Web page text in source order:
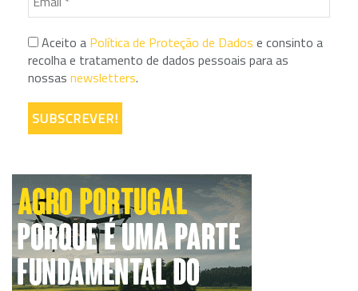
Aceito a Política de Proteção de Dados e consinto a
recolha e tratamento de dados pessoais para as
nossas newsletters.